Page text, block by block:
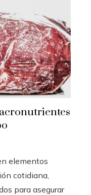
elementos
cotidiana,
para asegurar